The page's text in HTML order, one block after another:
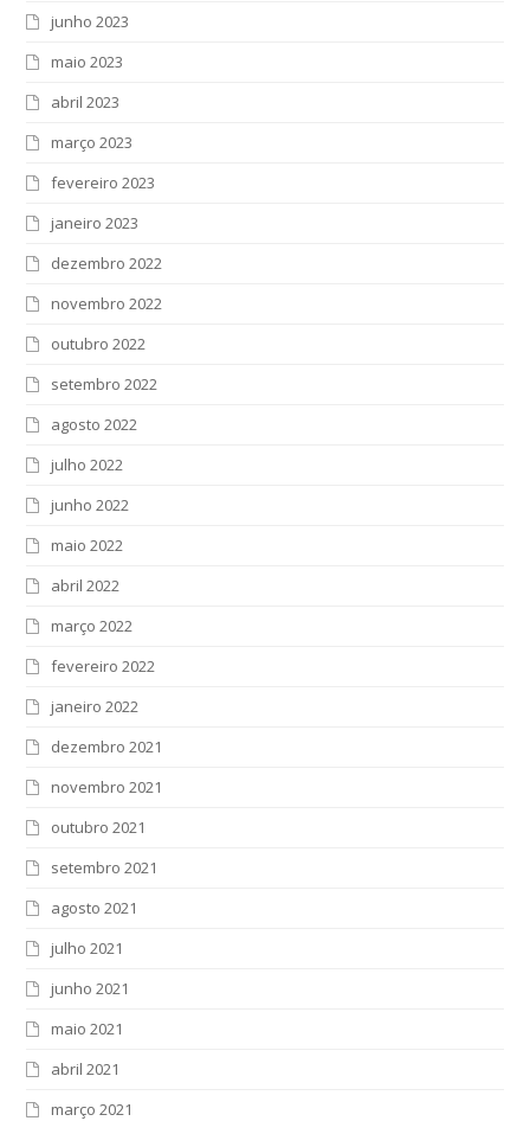
junho 2023
maio 2023
abril 2023
março 2023
fevereiro 2023
janeiro 2023
dezembro 2022
novembro 2022
outubro 2022
setembro 2022
agosto 2022
julho 2022
junho 2022
maio 2022
abril 2022
março 2022
fevereiro 2022
janeiro 2022
dezembro 2021
novembro 2021
outubro 2021
setembro 2021
agosto 2021
julho 2021
junho 2021
maio 2021
abril 2021
março 2021